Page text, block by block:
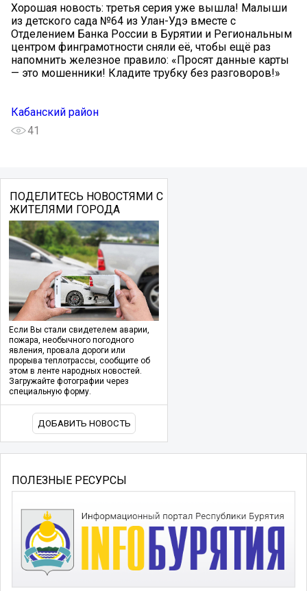
Хорошая новость: третья серия уже вышла! Малыши
из детского сада №64 из Улан-Удэ вместе с
Отделением Банка России в Бурятии и Региональным
центром финграмотности сняли её, чтобы ещё раз
напомнить железное правило: «Просят данные карты
— это мошенники! Кладите трубку без разговоров!»
Кабанский район
41
ПОДЕЛИТЕСЬ НОВОСТЯМИ С
ЖИТЕЛЯМИ ГОРОДА
Если Вы стали свидетелем аварии,
пожара, необычного погодного
явления, провала дороги или
прорыва теплотрассы, сообщите об
этом в ленте народных новостей.
Загружайте фотографии через
специальную форму.
ДОБАВИТЬ НОВОСТЬ
ПОЛЕЗНЫЕ РЕСУРСЫ